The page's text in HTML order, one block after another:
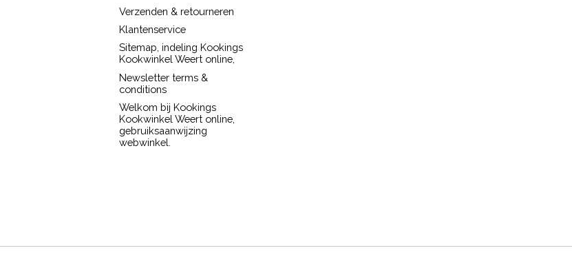
Verzenden & retourneren
Klantenservice
Sitemap, indeling Kookings
Kookwinkel Weert online,
Newsletter terms &
conditions
Welkom bij Kookings
Kookwinkel Weert online,
gebruiksaanwijzing
webwinkel.